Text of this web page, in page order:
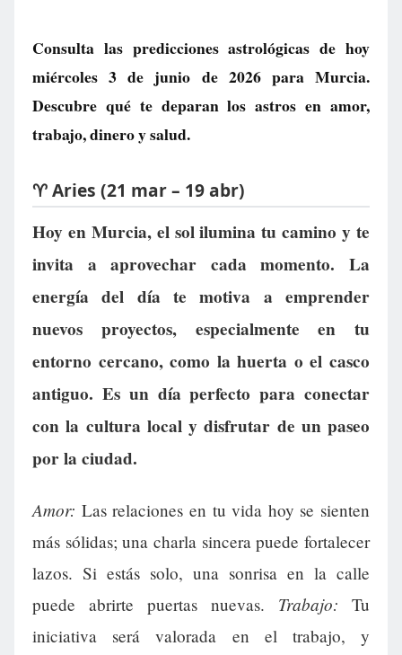
Consulta las predicciones astrológicas de hoy
miércoles 3 de junio de 2026 para Murcia.
Descubre qué te deparan los astros en amor,
trabajo, dinero y salud.
♈ Aries (21 mar – 19 abr)
Hoy en Murcia, el sol ilumina tu camino y te
invita a aprovechar cada momento. La
energía del día te motiva a emprender
nuevos proyectos, especialmente en tu
entorno cercano, como la huerta o el casco
antiguo. Es un día perfecto para conectar
con la cultura local y disfrutar de un paseo
por la ciudad.
Amor: Las relaciones en tu vida hoy se sienten
más sólidas; una charla sincera puede fortalecer
lazos. Si estás solo, una sonrisa en la calle
puede abrirte puertas nuevas. Trabajo: Tu
iniciativa será valorada en el trabajo, y